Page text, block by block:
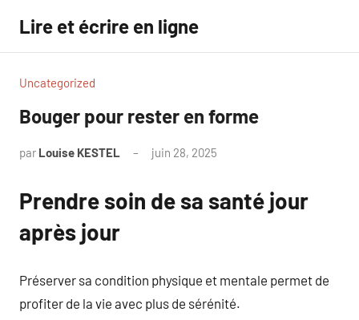
contenu
Lire et écrire en ligne
Uncategorized
Bouger pour rester en forme
par Louise KESTEL juin 28, 2025
Prendre soin de sa santé jour
après jour
Préserver sa condition physique et mentale permet de
profiter de la vie avec plus de sérénité.